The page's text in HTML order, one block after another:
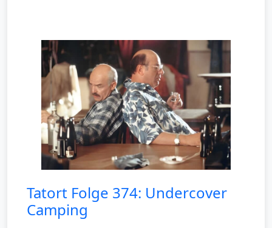
Tatort Folge 374: Undercover
Camping